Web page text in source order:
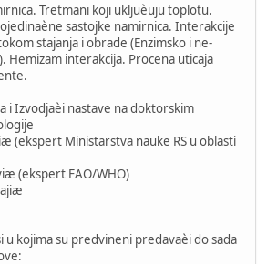
Tretmani koji ukljuèuju toplotu.
sastojke namirnica. Interakcije
stajanja i obrade (Enzimsko i ne-
Hemizam interakcija. Procena uticaja
i Izvodjaèi nastave na doktorskim
(ekspert Ministarstva nauke RS u oblasti
(ekspert FAO/WHO)
u kojima su predvineni predavaèi do sada